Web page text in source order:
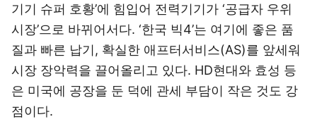
기기 슈퍼 호황’에 힘입어 전력기기가 ‘공급자 우위
시장’으로 바뀌어서다. ‘한국 빅4’는 여기에 좋은 품
질과 빠른 납기, 확실한 애프터서비스(AS)를 앞세워
시장 장악력을 끌어올리고 있다. HD현대와 효성 등
은 미국에 공장을 둔 덕에 관세 부담이 작은 것도 강
점이다.